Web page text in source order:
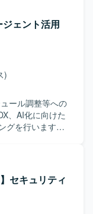
実装基盤プロダ
への導入を推進
ム環境に応じ
入支援、RAG
ジェクトに携
の新規提案時に
プロジェクト
的な妥当性の
・システム要件
必要な工数見積
分解し適切な
ム的な制約や
客の業務理
クト改善へのフ
ます。 【求
共感し、技術と
ジェント活用
)
ール調整等への
、AI化に向けた
グを行います。
セキュリティ